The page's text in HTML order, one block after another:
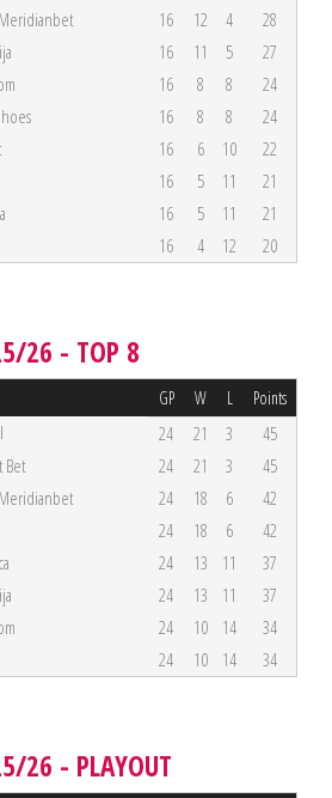
16 12 4
28
16 11 5
27
16 8 8
24
16 8 8
24
16 6 10
22
16 5 11
21
16 5 11
21
16 4 12 20
26 - TOP 8
GP W L Points
24 21 3
45
Bet 24 21 3
45
24 18 6
42
24 18 6
42
24 13 11
37
24 13 11
37
24 10 14
34
24 10 14 34
26 - PLAYOUT